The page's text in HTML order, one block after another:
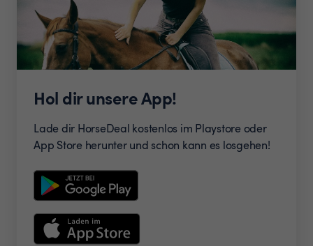
Hol dir unsere App!
Lade dir HorseDeal kostenlos im Playstore oder
App Store herunter und schon kann es losgehen!